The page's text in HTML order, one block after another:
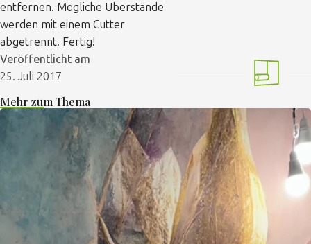
entfernen. Mögliche Überstände
werden mit einem Cutter
abgetrennt. Fertig!
Veröffentlicht am
25. Juli 2017
Mehr zum Thema